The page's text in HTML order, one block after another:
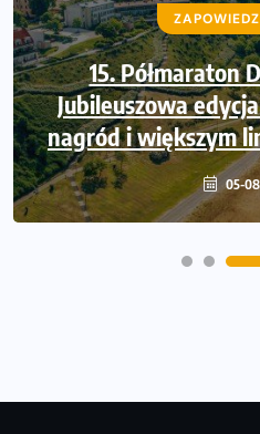
15. Półmaraton
Jubileuszowa
nagród i większym
05-
Trasa 48.
odkryta.
stworzony do
05-